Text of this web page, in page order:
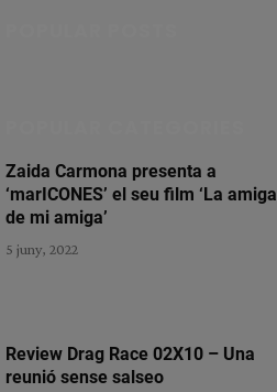
Zaida Carmona presenta a
‘marICONES’ el seu film ‘La amiga
de mi amiga’
5 juny, 2022
Review Drag Race 02X10 – Una
reunió sense salseo